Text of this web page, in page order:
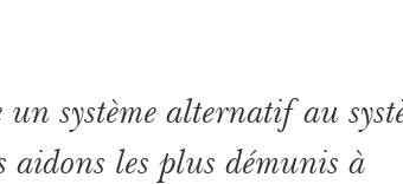
système alternatif au
aidons les plus démunis à